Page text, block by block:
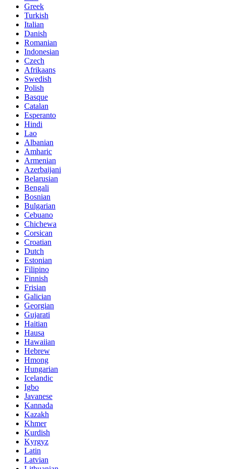
Greek
Turkish
Italian
Danish
Romanian
Indonesian
Czech
Afrikaans
Swedish
Polish
Basque
Catalan
Esperanto
Hindi
Lao
Albanian
Amharic
Armenian
Azerbaijani
Belarusian
Bengali
Bosnian
Bulgarian
Cebuano
Chichewa
Corsican
Croatian
Dutch
Estonian
Filipino
Finnish
Frisian
Galician
Georgian
Gujarati
Haitian
Hausa
Hawaiian
Hebrew
Hmong
Hungarian
Icelandic
Igbo
Javanese
Kannada
Kazakh
Khmer
Kurdish
Kyrgyz
Latin
Latvian